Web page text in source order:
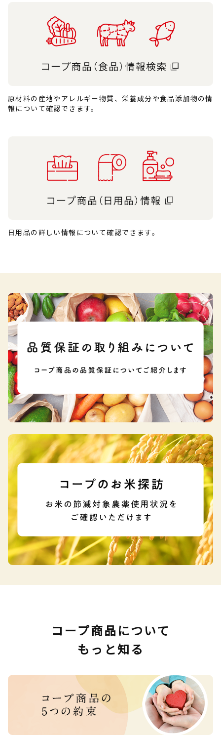
原材料の産地やアレルギー物質、栄養成分や食品添加物の情
報について確認できます。
日用品の詳しい情報について確認できます。
コープ商品について
もっと知る